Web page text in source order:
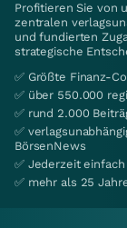
Profitieren Sie von
zentralen
und fundierten
strategische
✅ Größte Finanz-
✅ über 550.000
✅ rund 2.000
✅
BörsenNews
✅ Jederzeit
✅ mehr als 25